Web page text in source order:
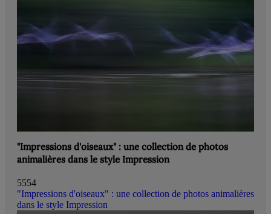
"Impressions d'oiseaux" : une collection de photos
animalières dans le style Impression
5554
"Impressions d'oiseaux" : une collection de photos animalières
dans le style Impression